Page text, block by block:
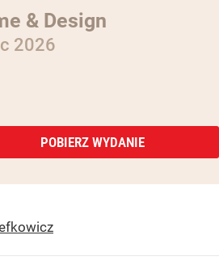
& Design
2026
POBIERZ WYDANIE